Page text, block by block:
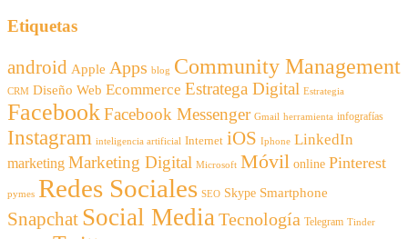
Etiquetas
android Apple Apps blog Community Management
CRM Diseño Web Ecommerce Estratega Digital Estrategia
FacebookFacebook Messenger Gmail herramienta infografías
Instagram inteligencia artificial Internet iOS Iphone LinkedIn
marketing Marketing Digital Microsoft Móvil online Pinterest
pymes Redes Sociales SEO Skype Smartphone
Snapchat Social Media Tecnología Telegram Tinder